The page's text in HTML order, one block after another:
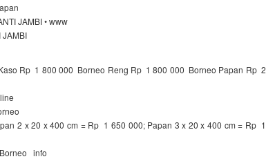
JAMBI • www
JAMBI
Rp 1 800 000 Borneo Reng Rp 1 800 000 Borneo Papan Rp 2
2 x 20 x 400 cm = Rp 1 650 000; Papan 3 x 20 x 400 cm = Rp 1
info